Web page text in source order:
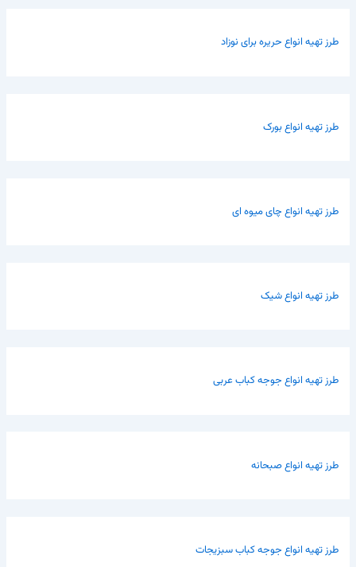
طرز تهیه انواع حریره برای نوزاد
طرز تهیه انواع بورک
طرز تهیه انواع چای میوه ای
طرز تهیه انواع شیک
طرز تهیه انواع جوجه کباب عربی
طرز تهیه انواع صبحانه
طرز تهیه انواع جوجه کباب سبزیجات